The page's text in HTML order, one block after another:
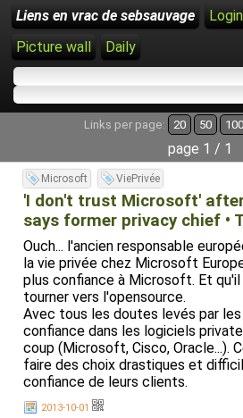
Liens en vrac de sebsauvage Login
Picture wall
Daily
Links per page: 20 50 100
page 1 / 1
Microsoft ViePrivée
'I don't trust Microsoft'
says former privacy chief •
Ouch... l'ancien responsable
la vie privée chez Microsoft
plus confiance à Microsoft. Et
tourner vers l'opensource.
Avec tous les doutes levés par
confiance dans les logiciels
coup (Microsoft, Cisco, Oracle...).
faire des choix drastiques et
confiance de leurs clients.
2013-10-01